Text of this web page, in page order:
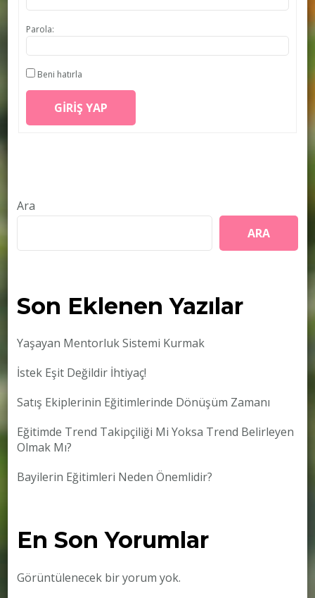
Parola:
Beni hatırla
GIRIŞ YAP
Ara
ARA
Son Eklenen Yazılar
Yaşayan Mentorluk Sistemi Kurmak
İstek Eşit Değildir İhtiyaç!
Satış Ekiplerinin Eğitimlerinde Dönüşüm Zamanı
Eğitimde Trend Takipçiliği Mi Yoksa Trend Belirleyen
Olmak Mı?
Bayilerin Eğitimleri Neden Önemlidir?
En Son Yorumlar
Görüntülenecek bir yorum yok.